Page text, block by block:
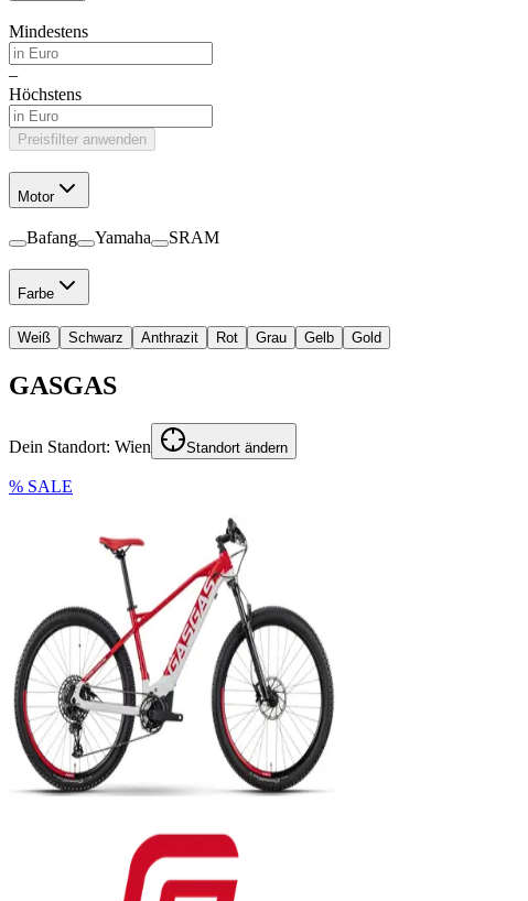
Mindestens
–
Höchstens
Preisfilter anwenden
Motor
Bafang Yamaha SRAM
Farbe
Weiß Schwarz Anthrazit Rot Grau Gelb Gold
GASGAS
Dein Standort: Wien Standort ändern
% SALE